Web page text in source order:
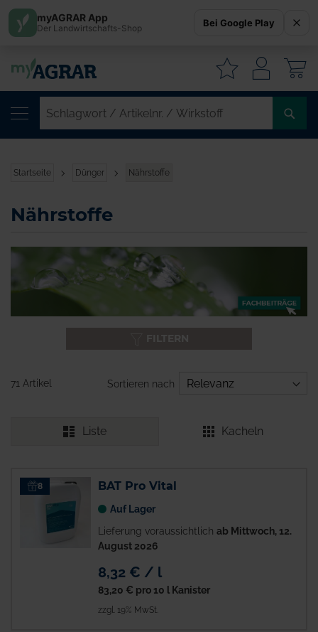
Startseite Dünger Nährstoffe
Nährstoffe
71 Artikel Sortieren nach
Liste Kacheln
8 BAT Pro Vital
Auf Lager
Lieferung voraussichtlich ab Mittwoch, 12.
August 2026
8,32 € / l
83,20 € pro 10 l Kanister
zzgl. 19% MwSt.
myAGRAR App
Der Landwirtschafts-Shop Bei Google Play